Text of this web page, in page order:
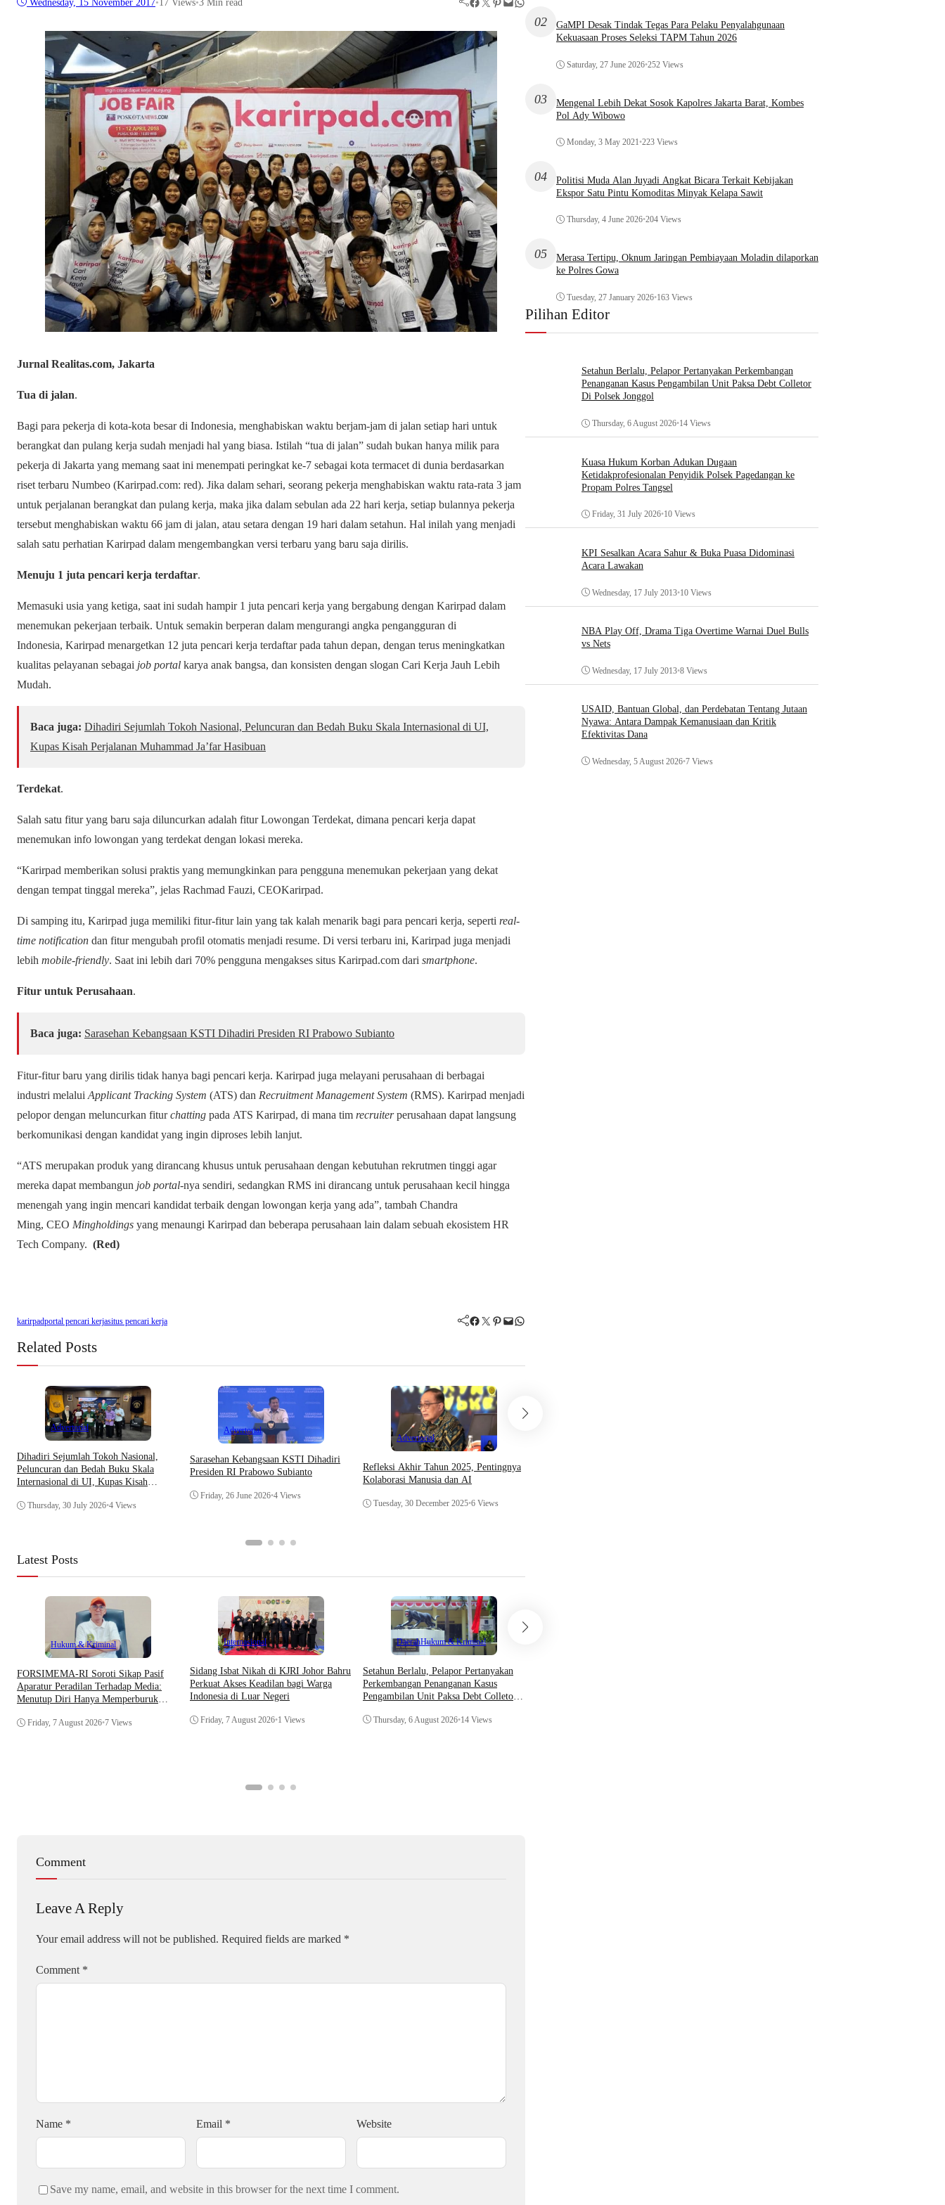
Wednesday, 15 November 2017•17 Views•3 Min read
Jurnal Realitas.com, Jakarta
Tua di jalan.
Bagi para pekerja di kota-kota besar di Indonesia, menghabiskan waktu berjam-jam di jalan setiap hari untuk
berangkat dan pulang kerja sudah menjadi hal yang biasa. Istilah “tua di jalan” sudah bukan hanya milik para
pekerja di Jakarta yang memang saat ini menempati peringkat ke-7 sebagai kota termacet di dunia berdasarkan
riset terbaru Numbeo (Karirpad.com: red). Jika dalam sehari, seorang pekerja menghabiskan waktu rata-rata 3 jam
untuk perjalanan berangkat dan pulang kerja, maka jika dalam sebulan ada 22 hari kerja, setiap bulannya pekerja
tersebut menghabiskan waktu 66 jam di jalan, atau setara dengan 19 hari dalam setahun. Hal inilah yang menjadi
salah satu perhatian Karirpad dalam mengembangkan versi terbaru yang baru saja dirilis.
Menuju 1 juta pencari kerja terdaftar.
Memasuki usia yang ketiga, saat ini sudah hampir 1 juta pencari kerja yang bergabung dengan Karirpad dalam
menemukan pekerjaan terbaik. Untuk semakin berperan dalam mengurangi angka pengangguran di
Indonesia, Karirpad menargetkan 12 juta pencari kerja terdaftar pada tahun depan, dengan terus meningkatkan
kualitas pelayanan sebagai job portal karya anak bangsa, dan konsisten dengan slogan Cari Kerja Jauh Lebih
Mudah.
Baca juga: Dihadiri Sejumlah Tokoh Nasional, Peluncuran dan Bedah Buku Skala Internasional di UI,
Kupas Kisah Perjalanan Muhammad Ja’far Hasibuan
Terdekat.
Salah satu fitur yang baru saja diluncurkan adalah fitur Lowongan Terdekat, dimana pencari kerja dapat
menemukan info lowongan yang terdekat dengan lokasi mereka.
“Karirpad memberikan solusi praktis yang memungkinkan para pengguna menemukan pekerjaan yang dekat
dengan tempat tinggal mereka”, jelas Rachmad Fauzi, CEOKarirpad.
Di samping itu, Karirpad juga memiliki fitur-fitur lain yang tak kalah menarik bagi para pencari kerja, seperti real-
time notification dan fitur mengubah profil otomatis menjadi resume. Di versi terbaru ini, Karirpad juga menjadi
lebih mobile-friendly. Saat ini lebih dari 70% pengguna mengakses situs Karirpad.com dari smartphone.
Fitur untuk Perusahaan.
Baca juga: Sarasehan Kebangsaan KSTI Dihadiri Presiden RI Prabowo Subianto
Fitur-fitur baru yang dirilis tidak hanya bagi pencari kerja. Karirpad juga melayani perusahaan di berbagai
industri melaluiApplicant Tracking System (ATS) dan Recruitment Management System (RMS). Karirpad menjadi
pelopor dengan meluncurkan fiturchatting pada ATS Karirpad, di mana tim recruiterperusahaan dapat langsung
berkomunikasi dengan kandidat yang ingin diproses lebih lanjut.
“ATS merupakan produk yang dirancang khusus untuk perusahaan dengan kebutuhan rekrutmen tinggi agar
mereka dapat membangun job portal-nya sendiri, sedangkan RMS ini dirancang untuk perusahaan kecil hingga
menengah yang ingin mencari kandidat terbaik dengan lowongan kerja yang ada”, tambah Chandra
Ming, CEO Mingholdings yang menaungi Karirpad dan beberapa perusahaan lain dalam sebuah ekosistem HR
Tech Company. (Red)
karirpadportal pencari kerjasitus pencari kerja Facebook Twitter Pinterest Mail WhatsApp
Related Posts
Advertorial
Dihadiri Sejumlah Tokoh Nasional,
Peluncuran dan Bedah Buku Skala
Internasional di UI, Kupas Kisah
Thursday, 30 July 2026•4 Views
Advertorial
Sarasehan Kebangsaan KSTI Dihadiri
Presiden RI Prabowo Subianto
Friday, 26 June 2026•4 Views
Advertorial
Refleksi Akhir Tahun 2025, Pentingnya
Kolaborasi Manusia dan AI
Tuesday, 30 December 2025•6 Views
Latest Posts
Hukum & Kriminal
​FORSIMEMA-RI Soroti Sikap Pasif
Aparatur Peradilan Terhadap Media:
Menutup Diri Hanya Memperburuk
Friday, 7 August 2026•7 Views
Internasional
Sidang Isbat Nikah di KJRI Johor Bahru
Perkuat Akses Keadilan bagi Warga
Indonesia di Luar Negeri
Friday, 7 August 2026•1 Views
DaerahHukum & Kriminal
Setahun Berlalu, Pelapor Pertanyakan
Perkembangan Penanganan Kasus
Pengambilan Unit Paksa Debt Colletor
Thursday, 6 August 2026•14 Views
Comment
Leave A Reply
Your email address will not be published. Required fields are marked *
Comment *
Name * Email * Website
Save my name, email, and website in this browser for the next time I comment.
02
GaMPI Desak Tindak Tegas Para Pelaku Penyalahgunaan
Kekuasaan Proses Seleksi TAPM Tahun 2026
Saturday, 27 June 2026•252 Views
03
Mengenal Lebih Dekat Sosok Kapolres Jakarta Barat, Kombes
Pol Ady Wibowo
Monday, 3 May 2021•223 Views
04
Politisi Muda Alan Juyadi Angkat Bicara Terkait Kebijakan
Ekspor Satu Pintu Komoditas Minyak Kelapa Sawit
Thursday, 4 June 2026•204 Views
05
Merasa Tertipu, Oknum Jaringan Pembiayaan Moladin dilaporkan
ke Polres Gowa
Tuesday, 27 January 2026•163 Views
Pilihan Editor
Setahun Berlalu, Pelapor Pertanyakan Perkembangan
Penanganan Kasus Pengambilan Unit Paksa Debt Colletor
Di Polsek Jonggol
Thursday, 6 August 2026•14 Views
Kuasa Hukum Korban Adukan Dugaan
Ketidakprofesionalan Penyidik Polsek Pagedangan ke
Propam Polres Tangsel
Friday, 31 July 2026•10 Views
KPI Sesalkan Acara Sahur & Buka Puasa Didominasi
Acara Lawakan
Wednesday, 17 July 2013•10 Views
NBA Play Off, Drama Tiga Overtime Warnai Duel Bulls
vs Nets
Wednesday, 17 July 2013•8 Views
USAID, Bantuan Global, dan Perdebatan Tentang Jutaan
Nyawa: Antara Dampak Kemanusiaan dan Kritik
Efektivitas Dana
Wednesday, 5 August 2026•7 Views